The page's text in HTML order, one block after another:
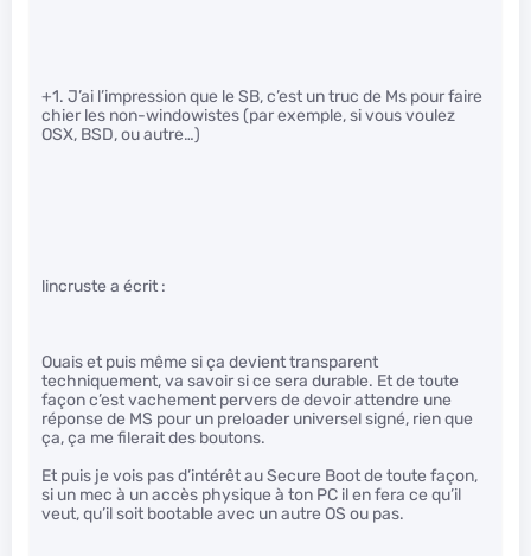
+1. J’ai l’impression que le SB, c’est un truc de Ms pour faire
chier les non-windowistes (par exemple, si vous voulez
OSX, BSD, ou autre…)
lincruste a écrit :
Ouais et puis même si ça devient transparent
techniquement, va savoir si ce sera durable. Et de toute
façon c’est vachement pervers de devoir attendre une
réponse de MS pour un preloader universel signé, rien que
ça, ça me filerait des boutons.
Et puis je vois pas d’intérêt au Secure Boot de toute façon,
si un mec à un accès physique à ton PC il en fera ce qu’il
veut, qu’il soit bootable avec un autre OS ou pas.